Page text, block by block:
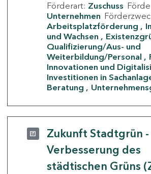
Förderart: Zuschuss
Unternehmen
Arbeitsplatzförderung
und Wachsen
Qualifizierung/Aus- und
Weiterbildung/Personal
Innovationen und
Investitionen in
Beratung
Zukunft Stadtgrün -
Verbesserung des
städtischen Grüns